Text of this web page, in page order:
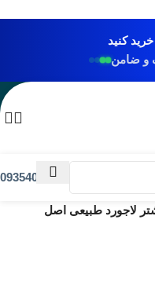
کنید
و ضامن
09354031009
لاجورد طبیعی اصل